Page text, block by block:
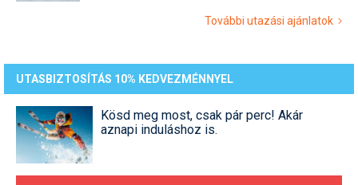
További utazási ajánlatok
UTASBIZTOSÍTÁS 10% KEDVEZMÉNNYEL
Kösd meg most, csak pár perc! Akár
aznapi induláshoz is.